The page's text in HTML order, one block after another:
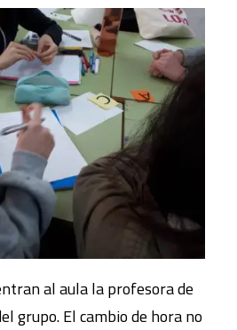
al aula la profesora de
grupo. El cambio de hora no